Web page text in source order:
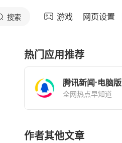
搜索 游戏 网页设置
热门应用推荐
腾讯新闻·电脑版
全网热点早知道
作者其他文章